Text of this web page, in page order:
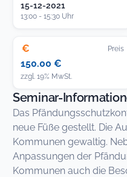
15-12-2021
13:00 - 15:30 Uhr
€ Preis
150.00 €
zzgl. 19% MwSt.
Seminar-
Das
neue Füße gestellt. Die
Kommunen gewaltig.
Anpassungen der
Kommunen auch die